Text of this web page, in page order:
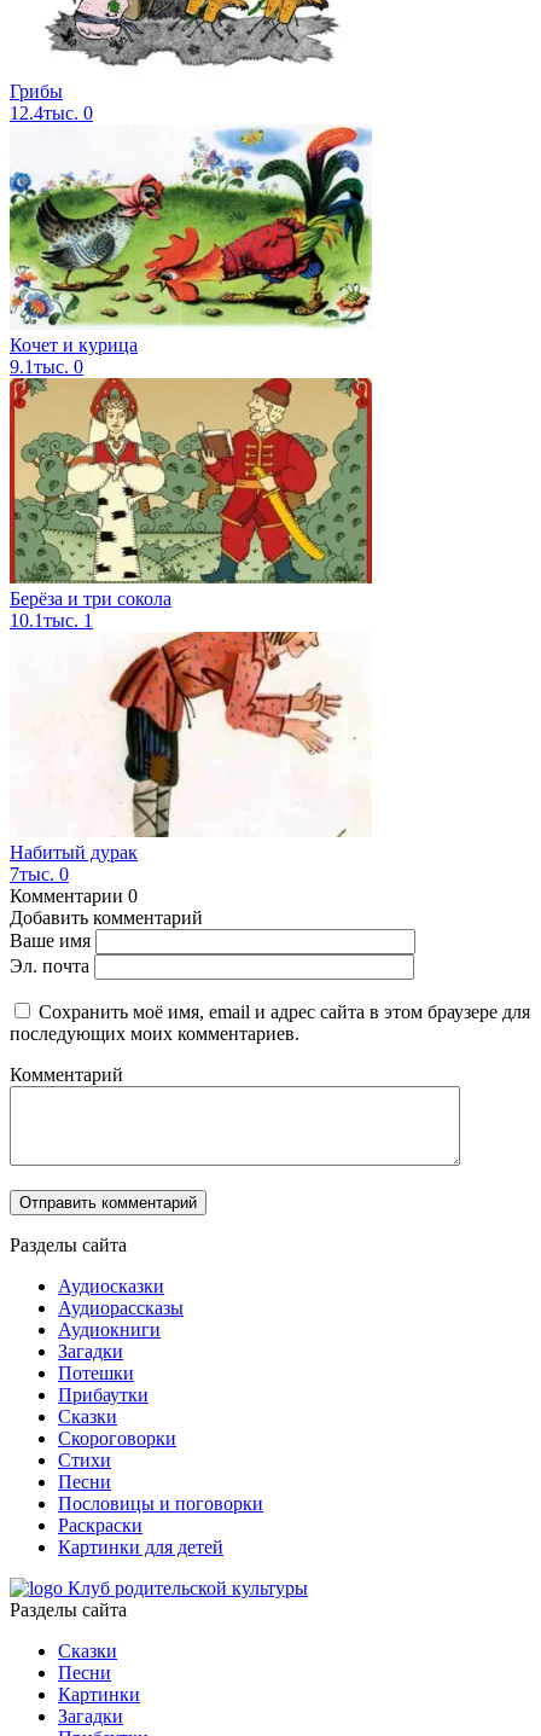
Грибы
12.4тыс. 0
Кочет и курица
9.1тыс. 0
Берёза и три сокола
10.1тыс. 1
Набитый дурак
7тыс. 0
Комментарии 0
Добавить комментарий
Ваше имя
Эл. почта
Сохранить моё имя, email и адрес сайта в этом браузере для
последующих моих комментариев.
Комментарий
Разделы сайта
Аудиосказки
Аудиорассказы
Аудиокниги
Загадки
Потешки
Прибаутки
Сказки
Скороговорки
Стихи
Песни
Пословицы и поговорки
Раскраски
Картинки для детей
Клуб родительской культуры
Разделы сайта
Сказки
Песни
Картинки
Загадки